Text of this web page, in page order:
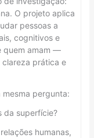
O projeto aplica
pessoas a
cognitivos e
quem amam —
prática e
pergunta:
da superfície?
humanas,